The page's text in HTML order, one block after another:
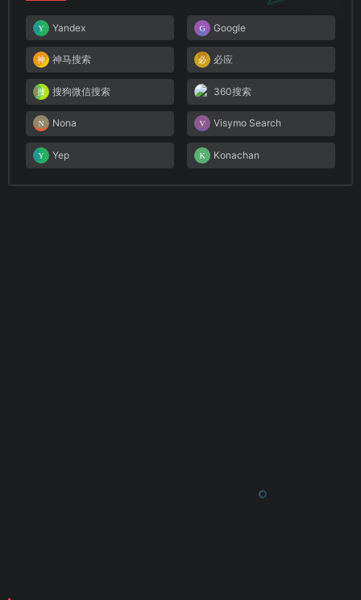
Yandex Google
神马搜索 必应
搜狗微信搜索 360搜索
Nona Visymo Search
Yep Konachan